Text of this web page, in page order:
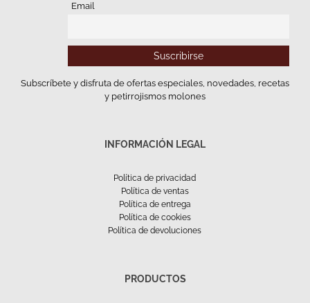
Email
Subscríbete y disfruta de ofertas especiales, novedades, recetas
y petirrojismos molones
INFORMACIÓN LEGAL
Política de privacidad
Política de ventas
Política de entrega
Política de cookies
Política de devoluciones
PRODUCTOS